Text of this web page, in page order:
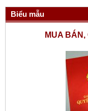
Biểu mẫu
MUA